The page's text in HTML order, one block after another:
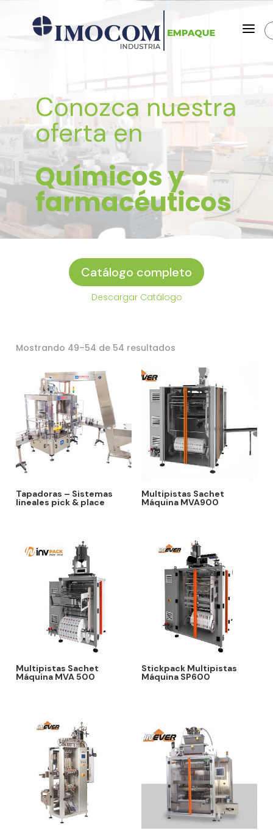
a
Conozca nuestra
oferta en
Químicos y
farmacéuticos
Catálogo completo
Descargar Catálogo
Mostrando 49–54 de 54 resultados
últimos
Tapadoras – Sistemas
lineales pick & place
Multipistas Sachet
Máquina MVA900
Multipistas Sachet
Máquina MVA 500
Stickpack Multipistas
Máquina SP600